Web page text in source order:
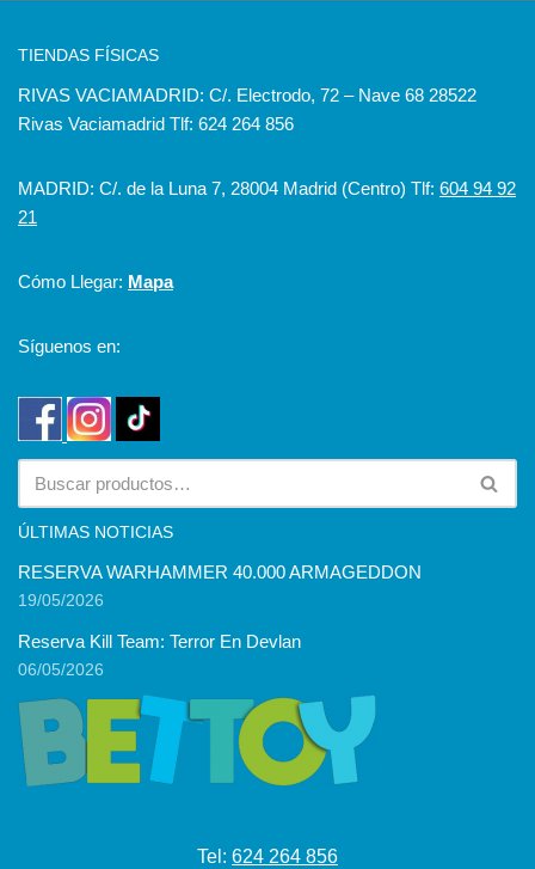
TIENDAS FÍSICAS
RIVAS VACIAMADRID: C/. Electrodo, 72 – Nave 68 28522
Rivas Vaciamadrid Tlf: 624 264 856
MADRID: C/. de la Luna 7, 28004 Madrid (Centro) Tlf: 604 94 92
21
Cómo Llegar: Mapa
Síguenos en:
ÚLTIMAS NOTICIAS
RESERVA WARHAMMER 40.000 ARMAGEDDON
19/05/2026
Reserva Kill Team: Terror En Devlan
06/05/2026
Tel: 624 264 856